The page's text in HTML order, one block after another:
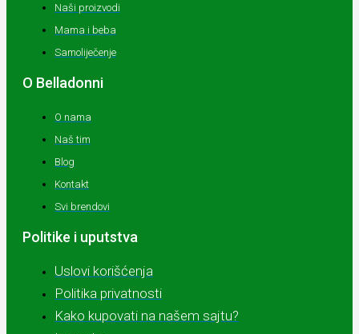
Naši proizvodi
Mama i beba
Samoliječenje
O Belladonni
O nama
Naš tim
Blog
Kontakt
Svi brendovi
Politike i uputstva
Uslovi korišćenja
Politika privatnosti
Kako kupovati na našem sajtu?